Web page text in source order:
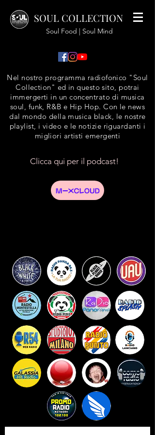
SOUL COLLECTION
Soul Food | Soul Mind
Nel nostro programma radiofonico "Soul
Collection" ed in questo sito, potrai
immergerti in un concentrato di musica
soul, funk, R&B e Hip Hop. Con le news
dal mondo della musica black, le nostre
playlist, i video e le notizie riguardanti i
migliori artisti emergenti
Clicca qui per il podcast!